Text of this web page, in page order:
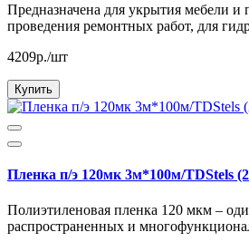
Предназначена для укрытия мебели и
проведения ремонтных работ, для
4209р./шт
Купить
Пленка п/э 120мк 3м*100м/TDStels
Полиэтиленовая пленка 120 мкм –
распространенных и